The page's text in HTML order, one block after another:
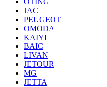
OTING
JAC
PEUGEOT
OMODA
KAIYI
BAIC
LIVAN
JETOUR
MG
JETTA